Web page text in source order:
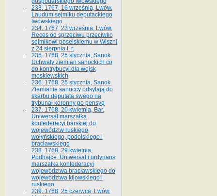
233. 1767, 16 września, Lwów.
Laudum sejmiku deputackiego
lwowskiego
234. 1767, 23 września, Lwów.
Reces od sprzeciwu przeciwko
sejmikowi poselskiemu w Wiszni
z 24 sierpnia t. r.
235. 1768, 25 stycznia, Sanok.
Uchwały ziemian sanockich co
do kontrybucyi dla wojsk
moskiewskich
236. 1768, 25 stycznia, Sanok.
Ziemianie sanoccy odsyłają do
skarbu deputata swego na
trybunał koronny po pensyę
237. 1768, 20 kwietnia, Bar.
Uniwersał marszałka
konfederacyi barskiej do
województw ruskiego,
wołyńskiego, podolskiego i
bracławskiego
238. 1768, 29 kwietnia,
Podhajce. Uniwersał i ordynans
marszałka konfederacyi
województwa bracławskiego do
wo­jewództwa kijowskiego i
ruskiego
239. 1768, 25 czerwca, Lwów.